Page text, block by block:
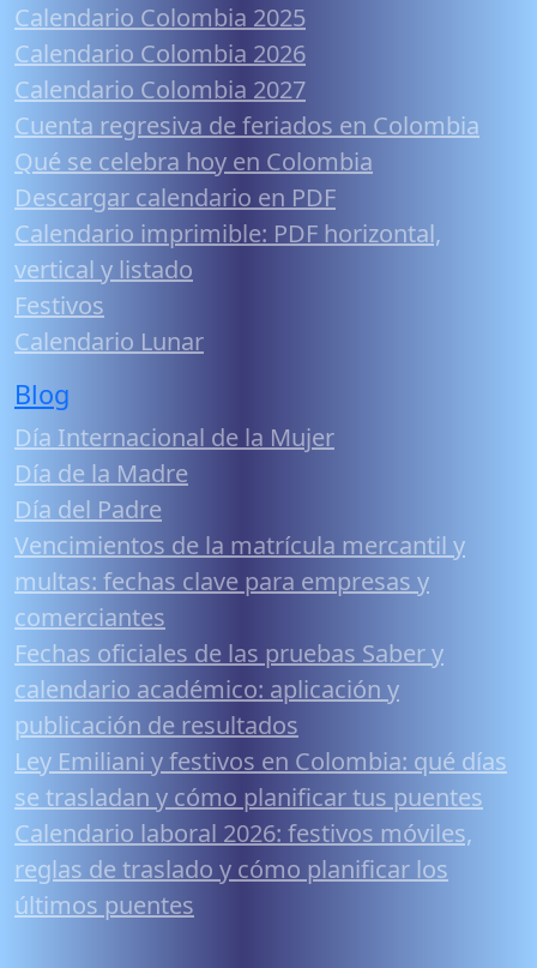
Calendario Colombia 2025
Calendario Colombia 2026
Calendario Colombia 2027
Cuenta regresiva de feriados en Colombia
Qué se celebra hoy en Colombia
Descargar calendario en PDF
Calendario imprimible: PDF horizontal,
vertical y listado
Festivos
Calendario Lunar
Blog
Día Internacional de la Mujer
Día de la Madre
Día del Padre
Vencimientos de la matrícula mercantil y
multas: fechas clave para empresas y
comerciantes
Fechas oficiales de las pruebas Saber y
calendario académico: aplicación y
publicación de resultados
Ley Emiliani y festivos en Colombia: qué días
se trasladan y cómo planificar tus puentes
Calendario laboral 2026: festivos móviles,
reglas de traslado y cómo planificar los
últimos puentes